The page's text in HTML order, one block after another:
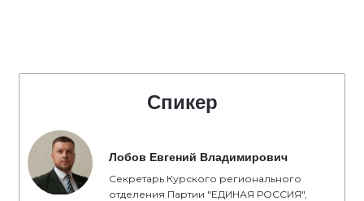
Спикер
Лобов Евгений Владимирович
Секретарь Курского регионального
отделения Партии "ЕДИНАЯ РОССИЯ",